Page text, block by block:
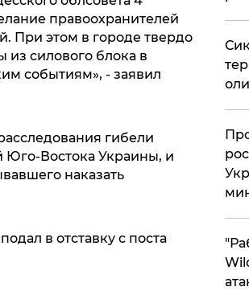
правоохранителей
При этом в городе твердо
из силового блока в
событиям», - заявил
гибели
Юго-Востока Украины, и
наказать
в отставку с поста